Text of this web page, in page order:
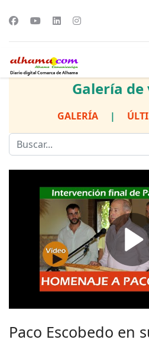
Galería de
GALERÍA |
Paco Escobedo en